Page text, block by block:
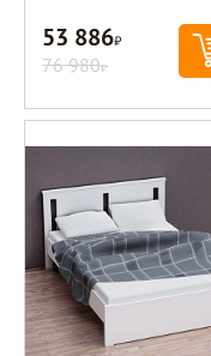
53 886Р
76 980Р